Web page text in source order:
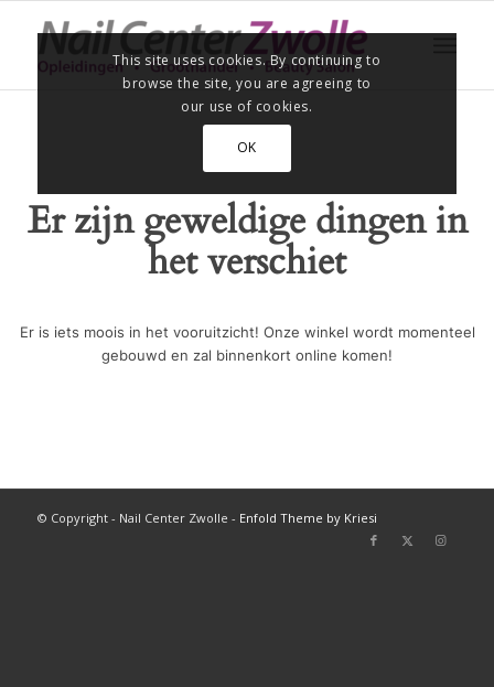
Er zijn geweldige dingen in
het verschiet
Er is iets moois in het vooruitzicht! Onze winkel wordt momenteel
gebouwd en zal binnenkort online komen!
© Copyright - Nail Center Zwolle - Enfold Theme by Kriesi
This site uses cookies. By continuing to
browse the site, you are agreeing to
our use of cookies.
OK